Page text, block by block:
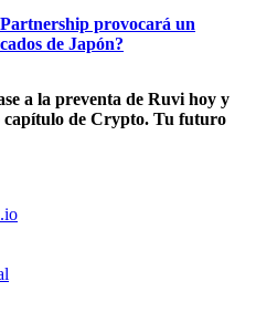
provocará un
de Japón?
a la preventa de Ruvi hoy y
de Crypto. Tu futuro